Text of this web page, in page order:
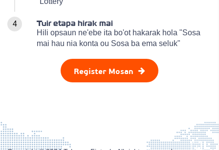
4 Tuir etapa hirak mai
Hili opsaun ne'ebe ita bo'ot hakarak hola "Sosa
mai hau nia konta ou Sosa ba ema seluk"
Register Mosan